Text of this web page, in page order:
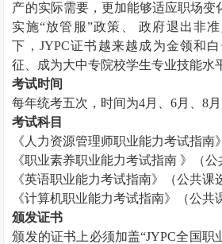
产的实际需要，更加能够适应职场变
实施“放管服”政策、 政府退出非
下，JYPC证书越来越成为金领和
征、成为大中专院校学生专业技能水
考试时间
每年统考五次，时间为4月、6月、8月
考试科目
《 人力资源管理师职业能力考试指南
《职业素养职业能力考试指南 》（公
《英语职业能力考试指南》（公共课
《计算机职业能力考试指南》（公共
颁发证书
颁发的证书上必须加盖“JYPC全国职